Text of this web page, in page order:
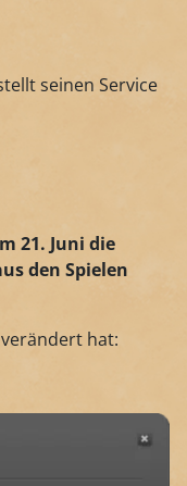
seinen Service
21. Juni die
den Spielen
hat: